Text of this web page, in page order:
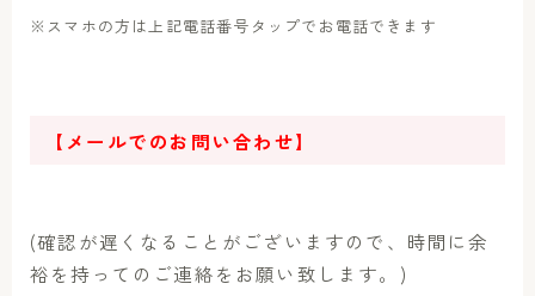
※スマホの方は上記電話番号タップでお電話できます
【メールでのお問い合わせ】
(確認が遅くなることがございますので、時間に余
裕を持ってのご連絡をお願い致します。)